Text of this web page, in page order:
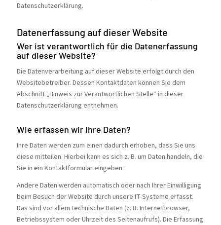
Datenschutzerklärung.
Datenerfassung auf dieser Website
Wer ist verantwortlich für die Datenerfassung
auf dieser Website?
Die Datenverarbeitung auf dieser Website erfolgt durch den
Websitebetreiber. Dessen Kontaktdaten können Sie dem
Abschnitt „Hinweis zur Verantwortlichen Stelle“ in dieser
Datenschutzerklärung entnehmen.
Wie erfassen wir Ihre Daten?
Ihre Daten werden zum einen dadurch erhoben, dass Sie uns
diese mitteilen. Hierbei kann es sich z. B. um Daten handeln, die
Sie in ein Kontaktformular eingeben.
Andere Daten werden automatisch oder nach Ihrer Einwilligung
beim Besuch der Website durch unsere IT-Systeme erfasst.
Das sind vor allem technische Daten (z. B. Internetbrowser,
Betriebssystem oder Uhrzeit des Seitenaufrufs). Die Erfassung